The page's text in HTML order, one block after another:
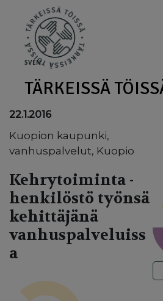
SVEN
TÄRKEISSÄ
22.1.2016
Kuopion kaupunki,
vanhuspalvelut, Kuopio
Kehrytoiminta -
henkilöstö työnsä
kehittäjänä
vanhuspalveluiss
a